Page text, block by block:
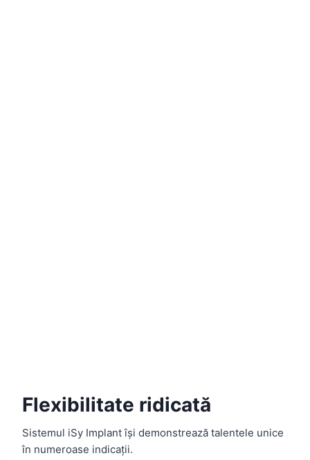
Flexibilitate ridicată
Sistemul iSy Implant își demonstrează talentele unice
în numeroase indicații.